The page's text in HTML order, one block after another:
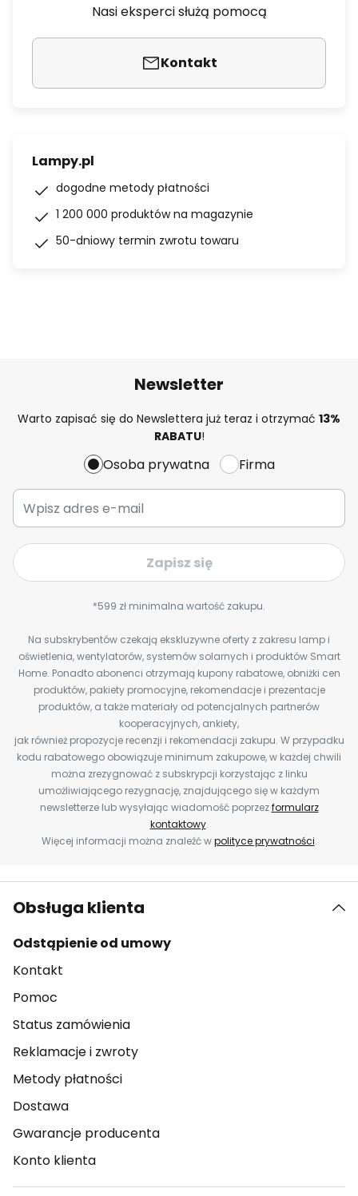
Nasi eksperci służą pomocą
Kontakt
Lampy.pl
dogodne metody płatności
1 200 000 produktów na magazynie
50-dniowy termin zwrotu towaru
Newsletter
Warto zapisać się do Newslettera już teraz i otrzymać 13%
RABATU!
Osoba prywatna Firma
Zapisz się
*599 zł minimalna wartość zakupu.
Na subskrybentów czekają ekskluzywne oferty z zakresu lamp i
oświetlenia, wentylatorów, systemów solarnych i produktów Smart
Home. Ponadto abonenci otrzymają kupony rabatowe, obniżki cen
produktów, pakiety promocyjne, rekomendacje i prezentacje
produktów, a także materiały od potencjalnych partnerów
kooperacyjnych, ankiety,
jak również propozycje recenzji i rekomendacji zakupu. W przypadku
kodu rabatowego obowiązuje minimum zakupowe, w każdej chwili
można zrezygnować z subskrypcji korzystając z linku
umożliwiającego rezygnację, znajdującego się w każdym
newsletterze lub wysyłając wiadomość poprzezformularz
kontaktowy.
Więcej informacji można znaleźć wpolityce prywatności.
Obsługa klienta
Odstąpienie od umowy
Kontakt
Pomoc
Status zamówienia
Reklamacje i zwroty
Metody płatności
Dostawa
Gwarancje producenta
Konto klienta